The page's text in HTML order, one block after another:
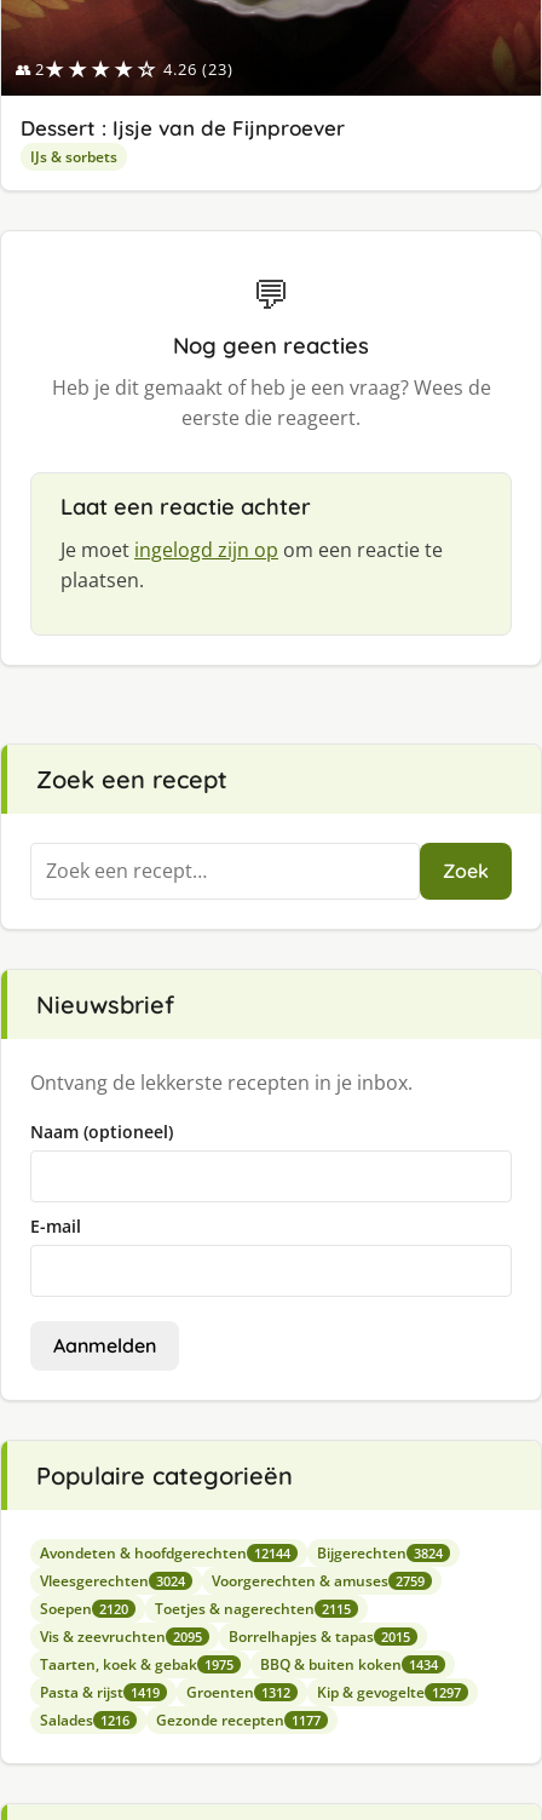
👥 2★★★★☆ 4.26 (23)
Dessert : Ijsje van de Fijnproever
IJs & sorbets
💬
Nog geen reacties
Heb je dit gemaakt of heb je een vraag? Wees de
eerste die reageert.
Laat een reactie achter
Je moet ingelogd zijn op om een reactie te
plaatsen.
Zoek een recept
Zoeken
naar:
Zoek
Nieuwsbrief
Ontvang de lekkerste recepten in je inbox.
Naam (optioneel)
E-mail
Aanmelden
Populaire categorieën
Avondeten & hoofdgerechten 12144 Bijgerechten 3824
Vleesgerechten 3024 Voorgerechten & amuses 2759
Soepen 2120 Toetjes & nagerechten 2115
Vis & zeevruchten 2095 Borrelhapjes & tapas 2015
Taarten, koek & gebak 1975 BBQ & buiten koken 1434
Pasta & rijst 1419 Groenten 1312 Kip & gevogelte 1297
Salades 1216 Gezonde recepten 1177